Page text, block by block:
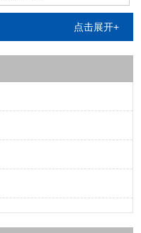
利用电力将气体中的粉尘离
尘效果好等特点，需要经过
使阴极线附近的空间气体电
动并沉积在集尘阳极表面，
点击展开+